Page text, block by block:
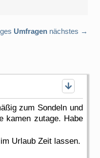
Umfragen nächstes →
zum Sondeln und
kamen zutage. Habe
Urlaub Zeit lassen.